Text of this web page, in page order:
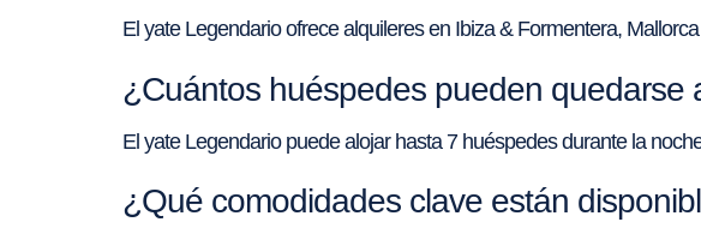
El yate Legendario ofrece alquileres en Ibiza & Formentera,
¿Cuántos huéspedes pueden quedarse
El yate Legendario puede alojar hasta 7 huéspedes durante la
¿Qué comodidades clave están